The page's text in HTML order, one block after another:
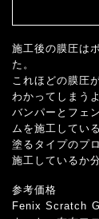
施工後の膜圧は
た。
これほどの膜圧
わかってしまう
バンパーとフェ
ムを施工してい
塗るタイプのプ
施工しているか
参考価格
Fenix Scratch